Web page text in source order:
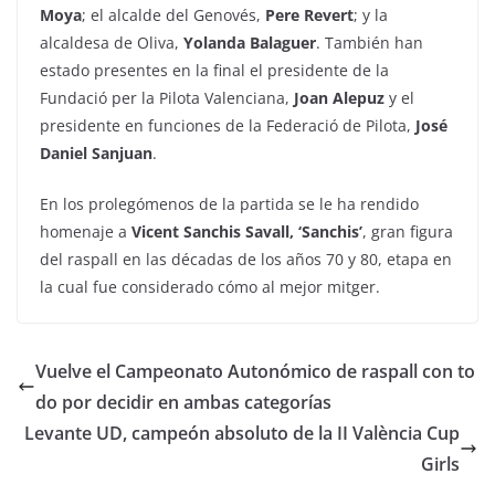
Moya; el alcalde del Genovés, Pere Revert; y la
alcaldesa de Oliva, Yolanda Balaguer. También han
estado presentes en la final el presidente de la
Fundació per la Pilota Valenciana, Joan Alepuz y el
presidente en funciones de la Federació de Pilota, José
Daniel Sanjuan.
En los prolegómenos de la partida se le ha rendido
homenaje a Vicent Sanchis Savall, ‘Sanchis’, gran figura
del raspall en las décadas de los años 70 y 80, etapa en
la cual fue considerado cómo al mejor mitger.
Vuelve el Campeonato Autonómico de raspall con to
do por decidir en ambas categorías
Levante UD, campeón absoluto de la II València Cup
Girls